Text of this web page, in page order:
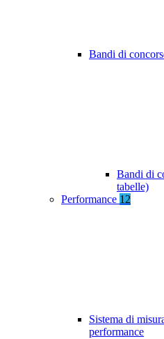
Bandi di
Bandi di
tabelle)
Performance 12
Sistema di
performance